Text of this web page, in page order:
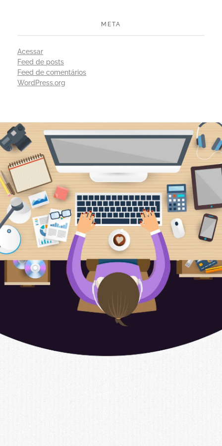
META
Acessar
Feed de posts
Feed de comentários
WordPress.org